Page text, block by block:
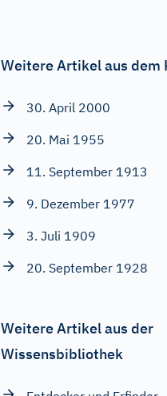
Weitere Artikel aus dem
30. April 2000
20. Mai 1955
11. September 1913
9. Dezember 1977
3. Juli 1909
20. September 1928
Weitere Artikel aus der
Wissensbibliothek